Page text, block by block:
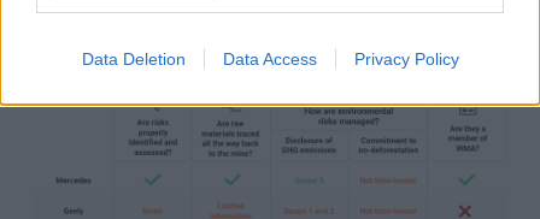
Data Deletion Data Access Privacy Policy